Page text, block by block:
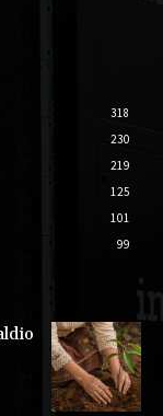
318
230
219
125
101
99